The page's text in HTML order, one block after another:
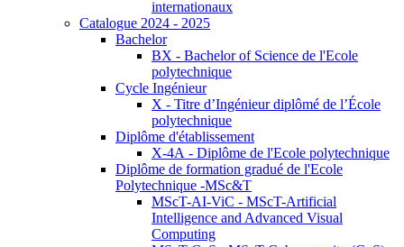
internationaux
Catalogue 2024 - 2025
Bachelor
BX - Bachelor of Science de l'Ecole
polytechnique
Cycle Ingénieur
X - Titre d’Ingénieur diplômé de l’École
polytechnique
Diplôme d'établissement
X-4A - Diplôme de l'Ecole polytechnique
Diplôme de formation gradué de l'Ecole
Polytechnique -MSc&T
MScT-AI-ViC - MScT-Artificial
Intelligence and Advanced Visual
Computing